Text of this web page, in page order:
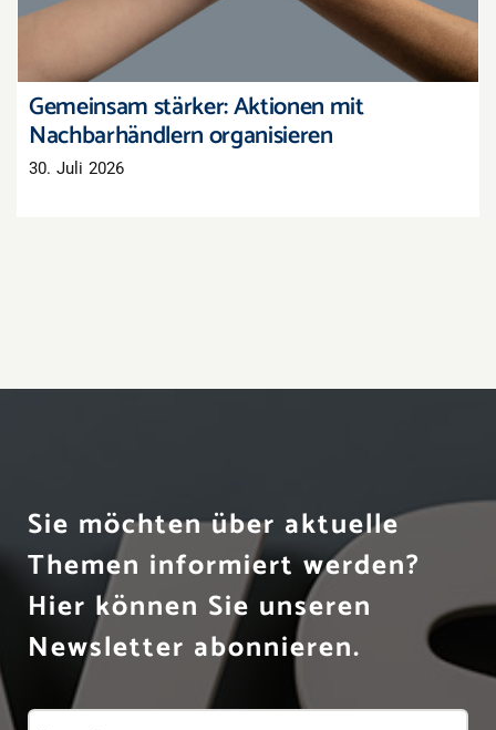
Gemeinsam stärker: Aktionen mit
Nachbarhändlern organisieren
30. Juli 2026
Sie möchten über aktuelle
Themen informiert werden?
Hier können Sie unseren
Newsletter abonnieren.